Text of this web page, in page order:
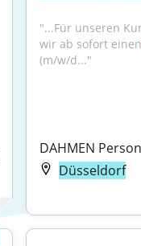
"...Für unseren
wir ab sofort einen
(m/w/d..."
DAHMEN
Düsseldorf